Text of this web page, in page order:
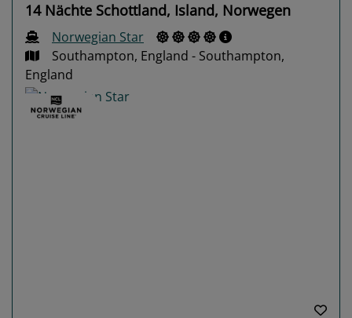
14 Nächte Schottland, Island, Norwegen
Norwegian Star
Southampton, England - Southampton,
England